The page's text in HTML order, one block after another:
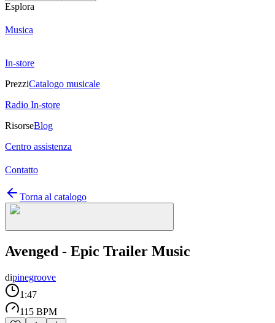
Esplora
Musica
In-store
PrezziCatalogo musicale
Radio In-store
RisorseBlog
Centro assistenza
Contatto
Torna al catalogo
Avenged - Epic Trailer Music
dipinegroove
1:47
115 BPM